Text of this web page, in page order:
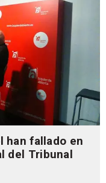
han fallado en
del Tribunal